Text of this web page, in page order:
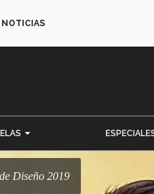
NOTICIAS
Diseño 2019